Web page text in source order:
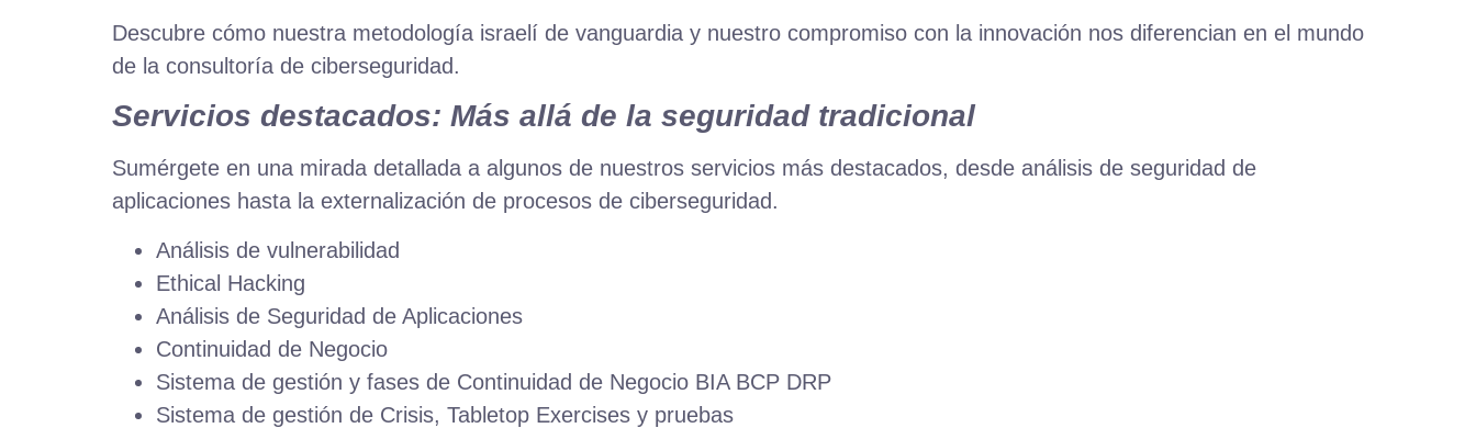
Descubre cómo nuestra metodología israelí de vanguardia y nuestro compromiso con la innovación nos diferencian en el mundo
de la consultoría de ciberseguridad.
Servicios destacados: Más allá de la seguridad tradicional
Sumérgete en una mirada detallada a algunos de nuestros servicios más destacados, desde análisis de seguridad de
aplicaciones hasta la externalización de procesos de ciberseguridad.
Análisis de vulnerabilidad
Ethical Hacking
Análisis de Seguridad de Aplicaciones
Continuidad de Negocio
Sistema de gestión y fases de Continuidad de Negocio BIA BCP DRP
Sistema de gestión de Crisis, Tabletop Exercises y pruebas